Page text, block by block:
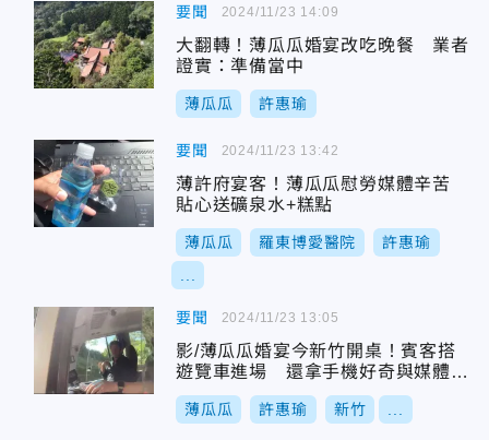
要聞
大翻轉！薄瓜瓜婚宴改吃晚餐 業者
證實：準備當中
薄瓜瓜 許惠瑜
2024/11/23 14:09
要聞
薄許府宴客！薄瓜瓜慰勞媒體辛苦
貼心送礦泉水+糕點
薄瓜瓜 羅東博愛醫院 許惠瑜
2024/11/23 13:42
要聞
影/薄瓜瓜婚宴今新竹開桌！賓客搭
遊覽車進場 還拿手機好奇與媒體對
拍
薄瓜瓜 許惠瑜 新竹
2024/11/23 13:05